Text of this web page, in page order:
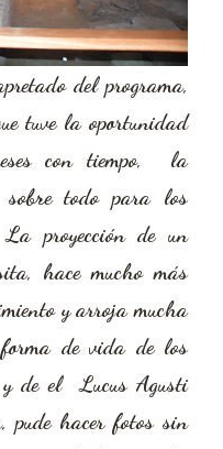
del programa,
tuve la oportunidad
con tiempo, la
sobre todo para los
proyección de un
hace mucho más
y arroja mucha
de vida de los
y de el Lucus Agusti
pude hacer fotos sin